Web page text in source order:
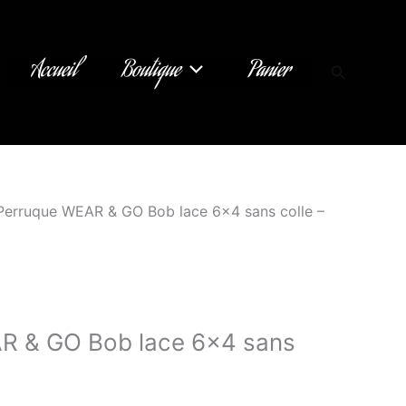
Accueil Boutique Panier
WEAR & GO Bob lace 6×4 sans colle –
& GO Bob lace 6×4 sans